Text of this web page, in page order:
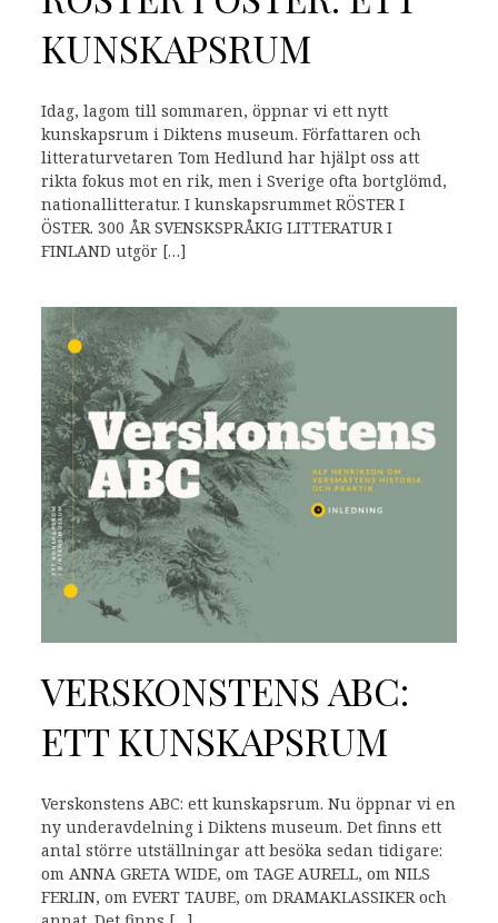
KUNSKAPSRUM
Idag, lagom till sommaren, öppnar vi ett nytt
kunskapsrum i Diktens museum. Författaren och
litteraturvetaren Tom Hedlund har hjälpt oss att
rikta fokus mot en rik, men i Sverige ofta bortglömd,
nationallitteratur. I kunskapsrummet RÖSTER I
ÖSTER. 300 ÅR SVENSKSPRÅKIG LITTERATUR I
FINLAND utgör […]
VERSKONSTENS ABC:
ETT KUNSKAPSRUM
Verskonstens ABC: ett kunskapsrum. Nu öppnar vi en
ny underavdelning i Diktens museum. Det finns ett
antal större utställningar att besöka sedan tidigare:
om ANNA GRETA WIDE, om TAGE AURELL, om NILS
FERLIN, om EVERT TAUBE, om DRAMAKLASSIKER och